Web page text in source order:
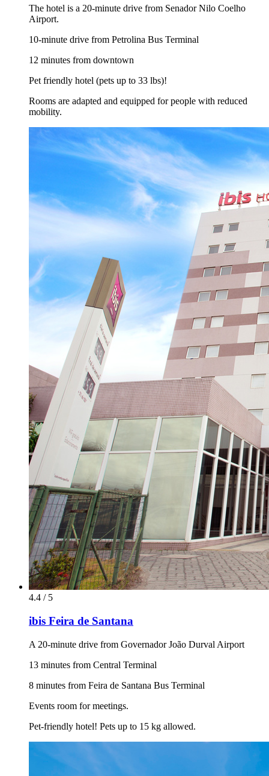
The hotel is a 20-minute drive from Senador Nilo Coelho
Airport.
10-minute drive from Petrolina Bus Terminal
12 minutes from downtown
Pet friendly hotel (pets up to 33 lbs)!
Rooms are adapted and equipped for people with reduced
mobility.
4.4 / 5
ibis Feira de Santana
A 20-minute drive from Governador João Durval Airport
13 minutes from Central Terminal
8 minutes from Feira de Santana Bus Terminal
Events room for meetings.
Pet-friendly hotel! Pets up to 15 kg allowed.